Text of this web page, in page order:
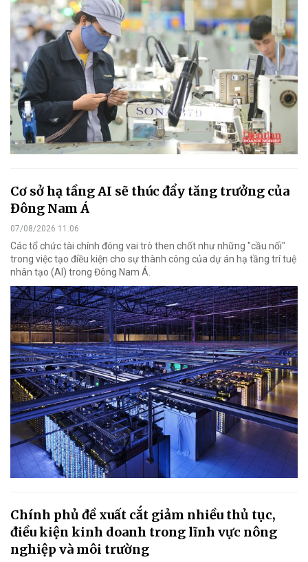
Cơ sở hạ tầng AI sẽ thúc đẩy tăng trưởng của
Đông Nam Á
07/08/2026 11:06
Các tổ chức tài chính đóng vai trò then chốt như những "cầu nối"
trong việc tạo điều kiện cho sự thành công của dự án hạ tầng trí tuệ
nhân tạo (AI) trong Đông Nam Á.
Chính phủ đề xuất cắt giảm nhiều thủ tục,
điều kiện kinh doanh trong lĩnh vực nông
nghiệp và môi trường